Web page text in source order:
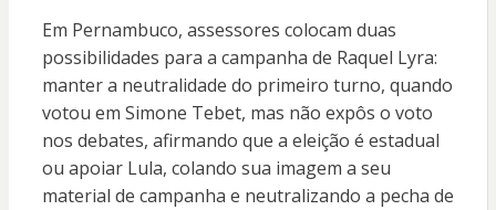
Em Pernambuco, assessores colocam duas
possibilidades para a campanha de Raquel Lyra:
manter a neutralidade do primeiro turno, quando
votou em Simone Tebet, mas não expôs o voto
nos debates, afirmando que a eleição é estadual
ou apoiar Lula, colando sua imagem a seu
material de campanha e neutralizando a pecha de